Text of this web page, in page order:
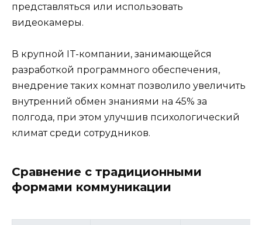
представляться или использовать
видеокамеры.
В крупной IT-компании, занимающейся
разработкой программного обеспечения,
внедрение таких комнат позволило увеличить
внутренний обмен знаниями на 45% за
полгода, при этом улучшив психологический
климат среди сотрудников.
Сравнение с традиционными
формами коммуникации